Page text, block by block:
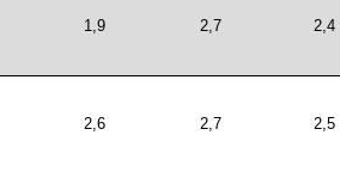
1,9 2,7 2,4
2,6 2,7 2,5